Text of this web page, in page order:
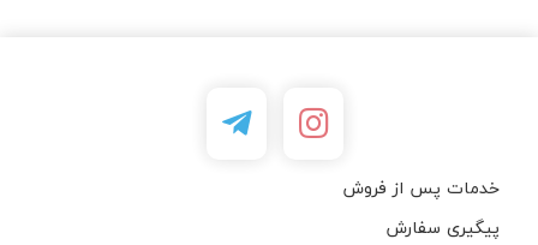
خدمات پس از فروش
پیگیری سفارش